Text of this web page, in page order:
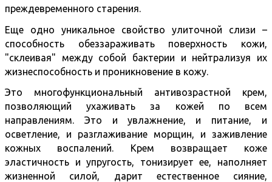
преждевременного старения.
Еще одно уникальное свойство улиточной слизи –
способность обеззараживать поверхность кожи,
"склеивая" между собой бактерии и нейтрализуя их
жизнеспособность и проникновение в кожу.
Это многофункциональный антивозрастной крем,
позволяющий ухаживать за кожей по всем
направлениям. Это и увлажнение, и питание, и
осветление, и разглаживание морщин, и заживление
кожных воспалений. Крем возвращает коже
эластичность и упругость, тонизирует ее, наполняет
жизненной силой, дарит естественное сияние,